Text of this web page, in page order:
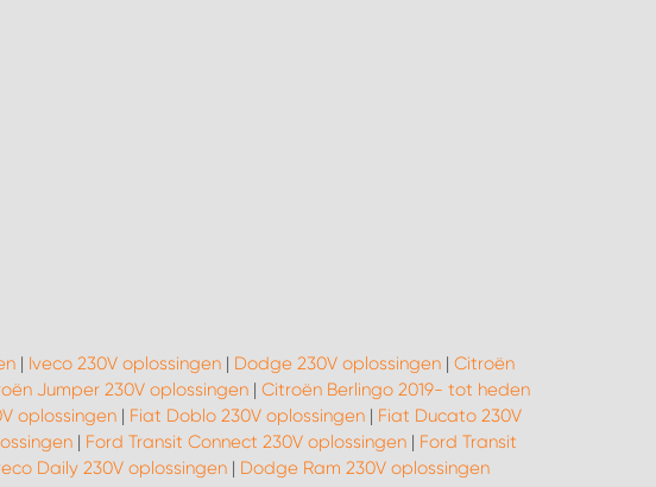
| Iveco 230V oplossingen| Dodge 230V oplossingen| Citroën
Jumper 230V oplossingen | Citroën Berlingo 2019- tot heden
oplossingen| Fiat Doblo 230V oplossingen| Fiat Ducato 230V
| Ford Transit Connect 230V oplossingen| Ford Transit
Daily 230V oplossingen| Dodge Ram 230V oplossingen